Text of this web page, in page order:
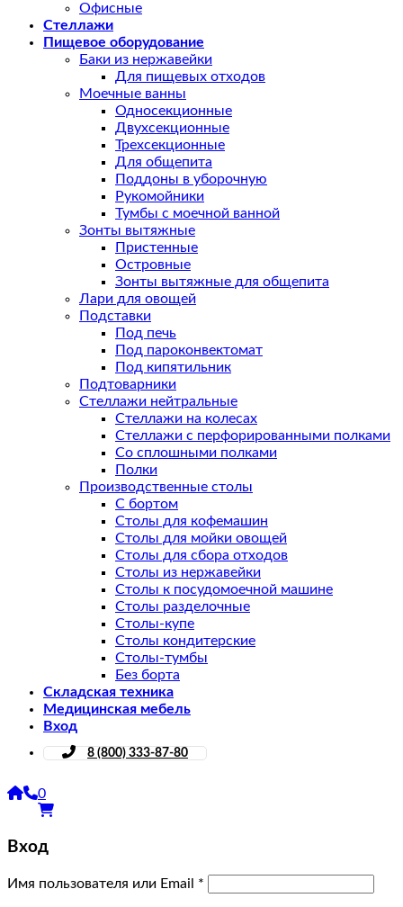
Офисные
Стеллажи
Пищевое оборудование
Баки из нержавейки
Для пищевых отходов
Моечные ванны
Односекционные
Двухсекционные
Трехсекционные
Для общепита
Поддоны в уборочную
Рукомойники
Тумбы с моечной ванной
Зонты вытяжные
Пристенные
Островные
Зонты вытяжные для общепита
Лари для овощей
Подставки
Под печь
Под пароконвектомат
Под кипятильник
Подтоварники
Стеллажи нейтральные
Стеллажи на колесах
Стеллажи с перфорированными полками
Со сплошными полками
Полки
Производственные столы
С бортом
Столы для кофемашин
Столы для мойки овощей
Столы для сбора отходов
Столы из нержавейки
Столы к посудомоечной машине
Столы разделочные
Столы-купе
Столы кондитерские
Столы-тумбы
Без борта
Складская техника
Медицинская мебель
Вход
8 (800) 333-87-80
0
Вход
Имя пользователя или Email *